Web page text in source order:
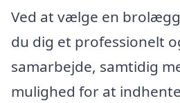
Ved at vælge en
du dig et professionelt
samarbejde, samtidig
mulighed for at